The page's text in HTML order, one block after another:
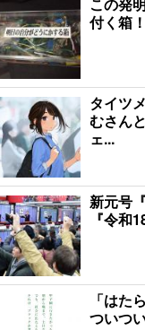
この発
付く箱
タイツ
むさん
ェ...
新元号
『令和
「はた
ついつ